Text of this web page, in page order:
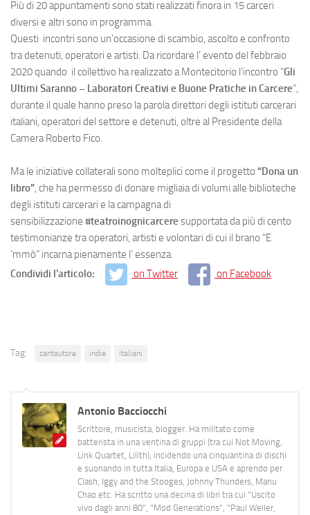
Più di 20 appuntamenti sono stati realizzati finora in 15 carceri
diversi e altri sono in programma.
Questi incontri sono un’occasione di scambio, ascolto e confronto
tra detenuti, operatori e artisti. Da ricordare l’ evento del febbraio
2020 quando il collettivo ha realizzato a Montecitorio l’incontro “Gli
Ultimi Saranno – Laboratori Creativi e Buone Pratiche in Carcere“,
durante il quale hanno preso la parola direttori degli istituti carcerari
italiani, operatori del settore e detenuti, oltre al Presidente della
Camera Roberto Fico.
Ma le iniziative collaterali sono molteplici come il progetto “Dona un
libro”, che ha permesso di donare migliaia di volumi alle biblioteche
degli istituti carcerari e la campagna di
sensibilizzazione #teatroinognicarcere supportata da più di cento
testimonianze tra operatori, artisti e volontari di cui il brano “E
‘mmò” incarna pienamente l’ essenza.
Condividi l'articolo:
on Twitter on Facebook
Tag: cantautore indie italiani
Antonio Bacciocchi
Scrittore, musicista, blogger. Ha militato come
batterista in una ventina di gruppi (tra cui Not Moving,
Link Quartet, Lilith), incidendo una cinquantina di dischi
e suonando in tutta Italia, Europa e USA e aprendo per
Clash, Iggy and the Stooges, Johnny Thunders, Manu
Chao etc. Ha scritto una decina di libri tra cui "Uscito
vivo dagli anni 80", "Mod Generations", "Paul Weller,